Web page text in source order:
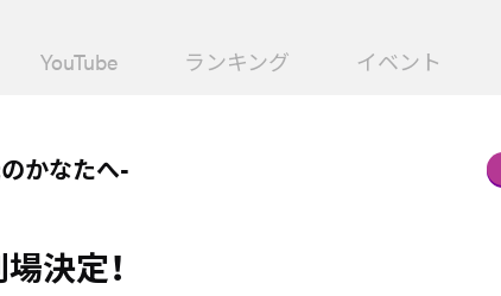
YouTube ランキング イベント
かなたへ-
決定！